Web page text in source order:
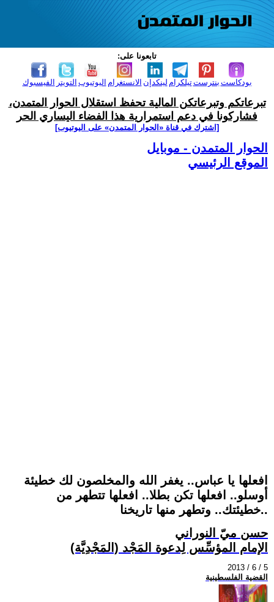
تابعونا على:
الفيسبوك التويتر اليوتيوب الانستغرام لينكدإن تيلكرامبنترست بودكاست
تبرعاتكم وتبرعاتكن المالية تحفظ استقلال الحوار المتمدن،
فشاركونا في دعم استمرارية هذا الفضاء اليساري الحر
[اشترك في قناة ‫«الحوار المتمدن» على اليوتيوب]
الحوار المتمدن - موبايل
الموقع الرئيسي
افعلها يا عباس.. يغفر الله والمخلصون لك خطيئة
أوسلو.. افعلها تكن بطلا.. افعلها تتطهر من
خطيئتك.. وتطهر منها تاريخنا..
حسن ميّ النوراني
الإمام المؤسِّس لِدعوة المَجْد (المَجْدِيَّة)
2013 / 6 / 5
القضية الفلسطينية